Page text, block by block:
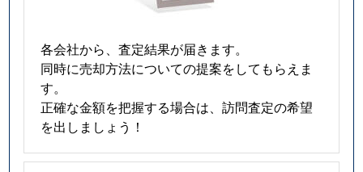
各会社から、査定結果が届きます。
同時に売却方法についての提案をしてもらえま
す。
正確な金額を把握する場合は、訪問査定の希望
を出しましょう！